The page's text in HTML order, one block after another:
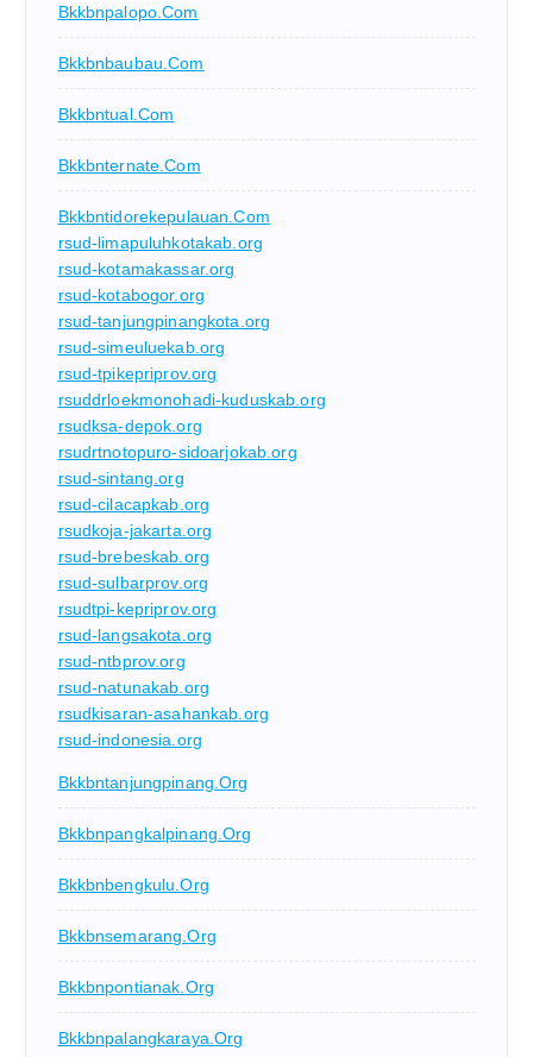
Bkkbnpalopo.com
Bkkbnbaubau.com
Bkkbntual.com
Bkkbnternate.com
Bkkbntidorekepulauan.com
rsud-limapuluhkotakab.org
rsud-kotamakassar.org
rsud-kotabogor.org
rsud-tanjungpinangkota.org
rsud-simeuluekab.org
rsud-tpikepriprov.org
rsuddrloekmonohadi-kuduskab.org
rsudksa-depok.org
rsudrtnotopuro-sidoarjokab.org
rsud-sintang.org
rsud-cilacapkab.org
rsudkoja-jakarta.org
rsud-brebeskab.org
rsud-sulbarprov.org
rsudtpi-kepriprov.org
rsud-langsakota.org
rsud-ntbprov.org
rsud-natunakab.org
rsudkisaran-asahankab.org
rsud-indonesia.org
Bkkbntanjungpinang.org
Bkkbnpangkalpinang.org
Bkkbnbengkulu.org
Bkkbnsemarang.org
Bkkbnpontianak.org
Bkkbnpalangkaraya.org